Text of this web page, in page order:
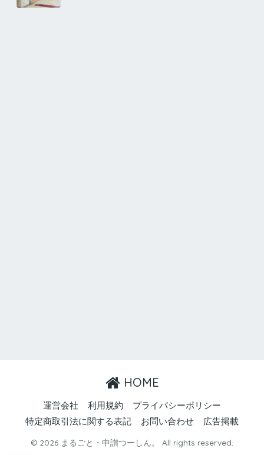
HOME
運営会社 利用規約
プライバシーポリシー
特定商取引法に関する表記
お問い合わせ 広告掲載
© 2026 まるごと・中讃つーしん。 All rights reserved.